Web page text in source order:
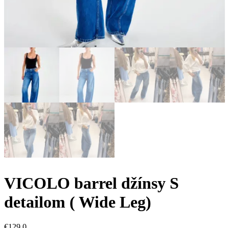
VICOLO barrel džínsy S
detailom ( Wide Leg)